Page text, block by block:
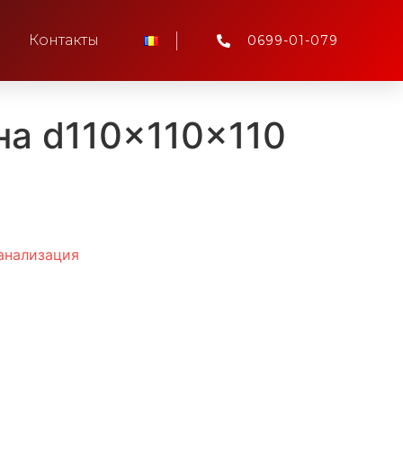
Контакты 0699-01-079
d110x110x110